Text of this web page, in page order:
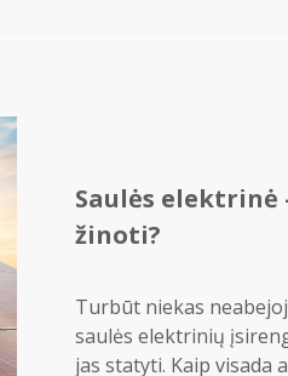
Saulės elektrinė
žinoti?
Turbūt niekas
saulės elektrinių
jas statyti. Kaip visada